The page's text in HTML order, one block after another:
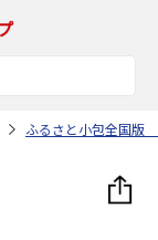
ふるさと小包全国版